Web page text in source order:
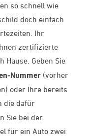
so schnell wie
doch einfach
Ihr
zertifizierte
Hause. Geben Sie
Nummer (vorher
oder Ihre bereits
die dafür
Sie bei der
für ein Auto zwei